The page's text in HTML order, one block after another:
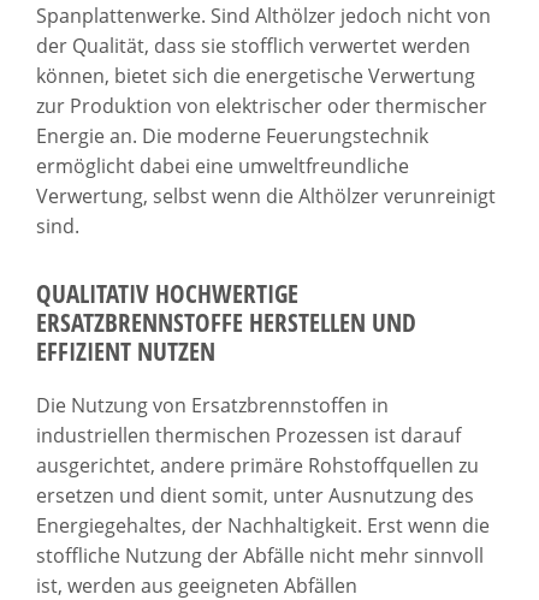
Spanplattenwerke. Sind Althölzer jedoch nicht von
der Qualität, dass sie stofflich verwertet werden
können, bietet sich die energetische Verwertung
zur Produktion von elektrischer oder thermischer
Energie an. Die moderne Feuerungstechnik
ermöglicht dabei eine umweltfreundliche
Verwertung, selbst wenn die Althölzer verunreinigt
sind.
QUALITATIV HOCHWERTIGE
ERSATZBRENNSTOFFE HERSTELLEN UND
EFFIZIENT NUTZEN
Die Nutzung von Ersatzbrennstoffen in
industriellen thermischen Prozessen ist darauf
ausgerichtet, andere primäre Rohstoffquellen zu
ersetzen und dient somit, unter Ausnutzung des
Energiegehaltes, der Nachhaltigkeit. Erst wenn die
stoffliche Nutzung der Abfälle nicht mehr sinnvoll
ist, werden aus geeigneten Abfällen